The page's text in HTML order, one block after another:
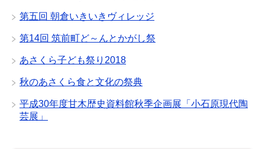
第五回 朝倉いきいきヴィレッジ
第14回 筑前町ど～んとかがし祭
あさくら子ども祭り2018
秋のあさくら食と文化の祭典
平成30年度甘木歴史資料館秋季企画展「小石原現代陶
芸展」